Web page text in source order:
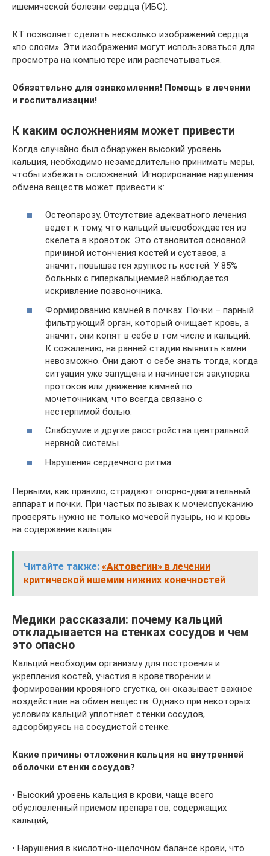
ишемической болезни сердца (ИБС).
КТ позволяет сделать несколько изображений сердца
«по слоям». Эти изображения могут использоваться для
просмотра на компьютере или распечатываться.
Обязательно для ознакомления! Помощь в лечении
и госпитализации!
К каким осложнениям может привести
Когда случайно был обнаружен высокий уровень
кальция, необходимо незамедлительно принимать меры,
чтобы избежать осложнений. Игнорирование нарушения
обмена веществ может привести к:
Остеопарозу. Отсутствие адекватного лечения
ведет к тому, что кальций высвобождается из
скелета в кровоток. Это становится основной
причиной истончения костей и суставов, а
значит, повышается хрупкость костей. У 85%
больных с гиперкальциемией наблюдается
искривление позвоночника.
Формированию камней в почках. Почки – парный
фильтрующий орган, который очищает кровь, а
значит, они копят в себе в том числе и кальций.
К сожалению, на ранней стадии выявить камни
невозможно. Они дают о себе знать тогда, когда
ситуация уже запущена и начинается закупорка
протоков или движение камней по
мочеточникам, что всегда связано с
нестерпимой болью.
Слабоумие и другие расстройства центральной
нервной системы.
Нарушения сердечного ритма.
Первыми, как правило, страдают опорно-двигательный
аппарат и почки. При частых позывах к мочеиспусканию
проверять нужно не только мочевой пузырь, но и кровь
на содержание кальция.
Читайте также: «Актовегин» в лечении
критической ишемии нижних конечностей
Медики рассказали: почему кальций
откладывается на стенках сосудов и чем
это опасно
Кальций необходим организму для построения и
укрепления костей, участия в кроветворении и
формировании кровяного сгустка, он оказывает важное
воздействие на обмен веществ. Однако при некоторых
условиях кальций уплотняет стенки сосудов,
адсорбируясь на сосудистой стенке.
Какие причины отложения кальция на внутренней
оболочки стенки сосудов?
• Высокий уровень кальция в крови, чаще всего
обусловленный приемом препаратов, содержащих
кальций;
• Нарушения в кислотно-щелочном балансе крови, что